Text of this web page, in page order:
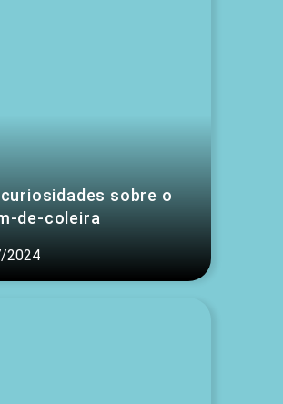
sobre o
de-coleira
2024